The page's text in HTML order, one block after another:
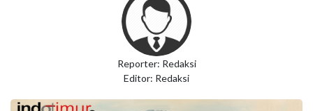
Reporter: Redaksi
Editor: Redaksi